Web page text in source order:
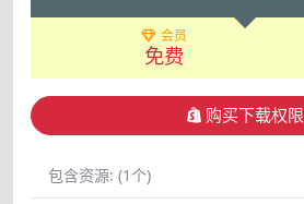
会员
免费
购买下载权限
包含资源: (1个)